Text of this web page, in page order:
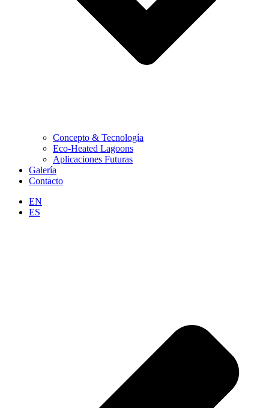
Concepto & Tecnología
Eco-Heated Lagoons
Aplicaciones Futuras
Galería
Contacto
EN
ES